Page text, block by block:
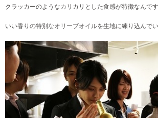
クラッカーのようなカリカリとした食感が特徴なんで
いい香りの特別なオリーブオイルを生地に練り込んでい